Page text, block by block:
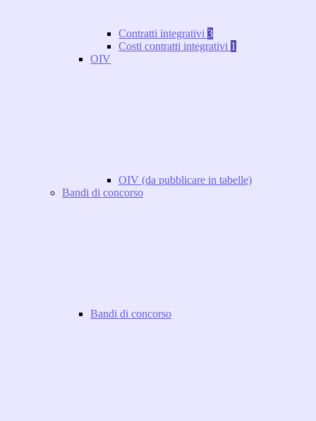
Contratti integrativi 3
Costi contratti integrativi 1
OIV
OIV (da pubblicare in tabelle)
Bandi di concorso
Bandi di concorso